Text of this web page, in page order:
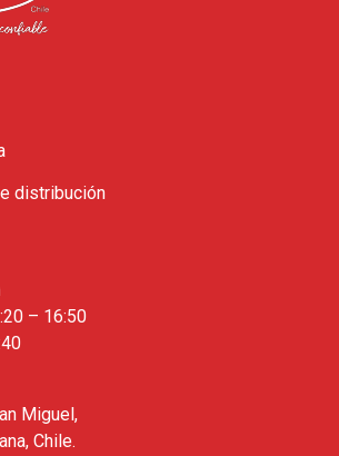
distribución
– 16:50
Miguel,
Chile.